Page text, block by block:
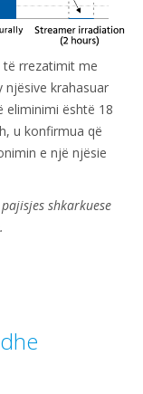
të rrezatimit me
njësive krahasuar
eliminimi është 18
u konfirmua që
e një njësie
shkarkuese